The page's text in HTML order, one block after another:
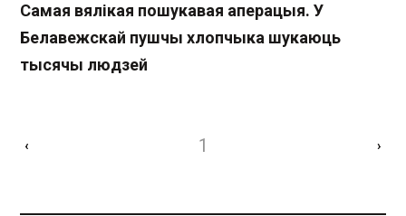
Самая вялікая пошукавая аперацыя. У
Белавежскай пушчы хлопчыка шукаюць
тысячы людзей
‹ 1 ›